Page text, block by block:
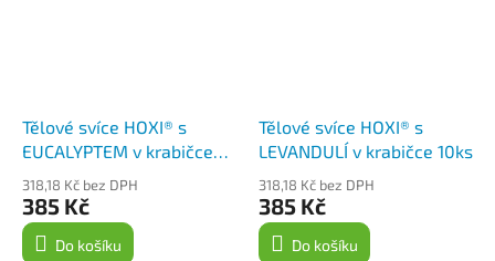
Tělové svíce HOXI® s
EUCALYPTEM v krabičce
10ks
318,18 Kč bez DPH
385 Kč
Do košíku
Tělové svíce HOXI® s
LEVANDULÍ v krabičce 10ks
318,18 Kč bez DPH
385 Kč
Do košíku